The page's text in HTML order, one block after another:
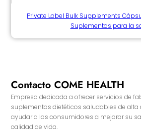
Private Label Bulk Supplements
Suplementos para la
Contacto COME HEALTH
Empresa dedicada a ofrecer servicios de
suplementos dietéticos saludables de alta
ayudar a los consumidores a mejorar su
calidad de vida.